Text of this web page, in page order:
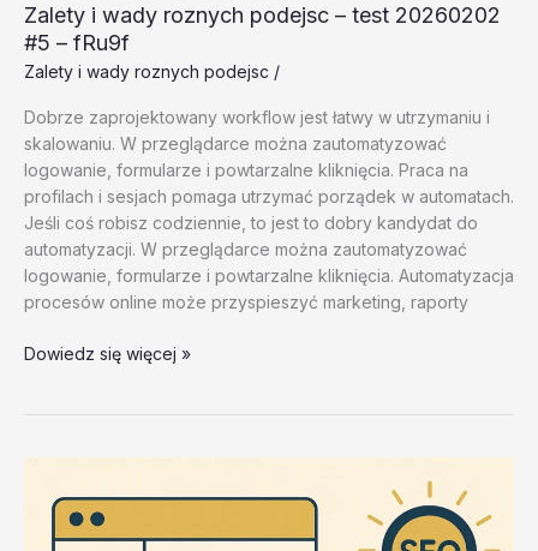
Zalety i wady roznych podejsc – test 20260202
#5 – fRu9f
Zalety i wady roznych podejsc /
Dobrze zaprojektowany workflow jest łatwy w utrzymaniu i
skalowaniu. W przeglądarce można zautomatyzować
logowanie, formularze i powtarzalne kliknięcia. Praca na
profilach i sesjach pomaga utrzymać porządek w automatach.
Jeśli coś robisz codziennie, to jest to dobry kandydat do
automatyzacji. W przeglądarce można zautomatyzować
logowanie, formularze i powtarzalne kliknięcia. Automatyzacja
procesów online może przyspieszyć marketing, raporty
Zalety
podejsc
20260202
Dowiedz się więcej »